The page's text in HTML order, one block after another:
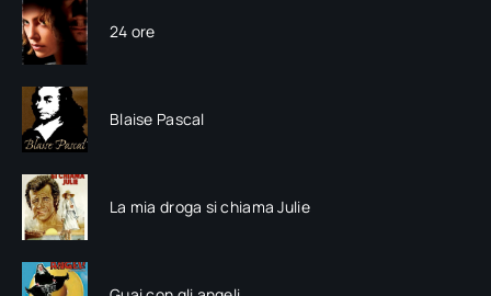
24 ore
Blaise Pascal
La mia droga si chiama Julie